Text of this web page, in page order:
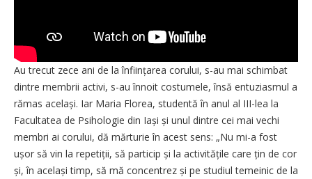
Au trecut zece ani de la înființarea corului, s-au mai schimbat
dintre membrii activi, s-au înnoit costumele, însă entuziasmul a
rămas același. Iar Maria Florea, studentă în anul al III-lea la
Facultatea de Psihologie din Iași și unul dintre cei mai vechi
membri ai corului, dă mărturie în acest sens: „Nu mi-a fost
ușor să vin la repetiții, să particip și la activitățile care țin de cor
și, în același timp, să mă concentrez și pe studiul temeinic de la